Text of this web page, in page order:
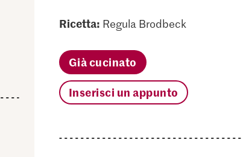
Ricetta: Regula Brodbeck
Già cucinato
Inserisci un appunto